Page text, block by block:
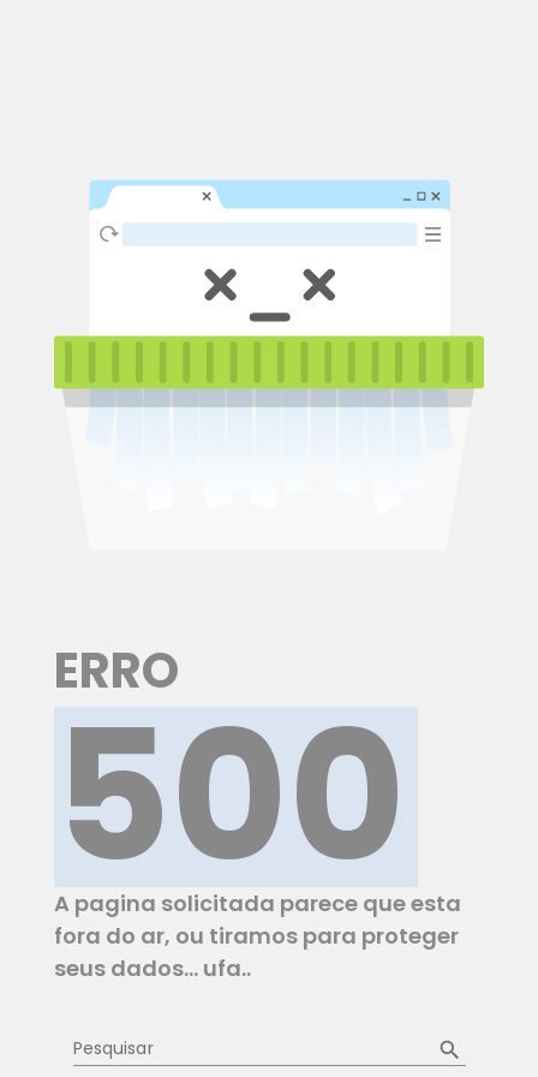
ERRO
500
A pagina solicitada parece que esta
fora do ar, ou tiramos para proteger
seus dados... ufa..
Pesquisar